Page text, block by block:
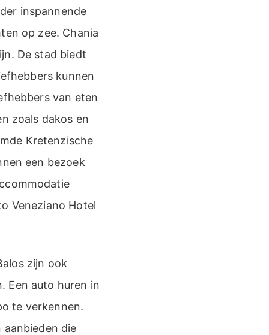
inspannende
op zee. Chania
De stad biedt
kunnen
van eten
zoals dakos en
Kretenzische
een bezoek
Veneziano Hotel
zijn ook
Een auto huren in
te verkennen.
die